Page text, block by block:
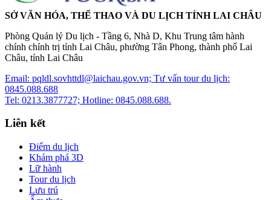
SỞ VĂN HÓA, THỂ THAO VÀ DU LỊCH TỈNH LAI CHÂU
Phòng Quản lý Du lịch - Tầng 6, Nhà D, Khu Trung tâm hành
chính chính trị tỉnh Lai Châu, phường Tân Phong, thành phố Lai
Châu, tỉnh Lai Châu
Email: pqldl.sovhttdl@laichau.gov.vn; Tư vấn tour du lịch:
0845.088.688
Tel: 0213.3877727; Hotline: 0845.088.688.
Liên kết
Điểm du lịch
Khám phá 3D
Lữ hành
Tour du lịch
Lưu trú